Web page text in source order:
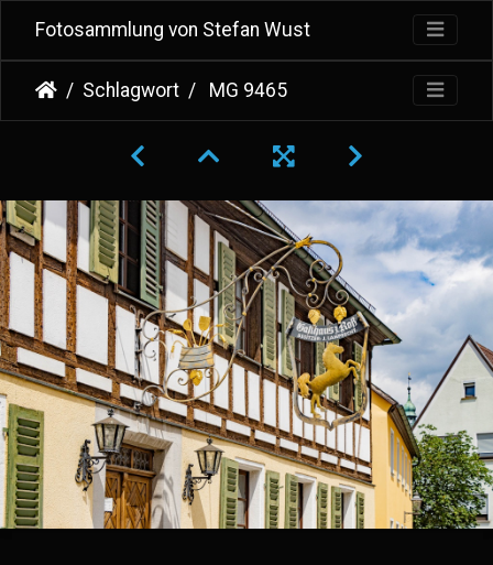
Fotosammlung von Stefan Wust
Schlagwort MG 9465